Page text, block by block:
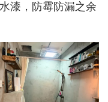
漆，防霉防漏之余